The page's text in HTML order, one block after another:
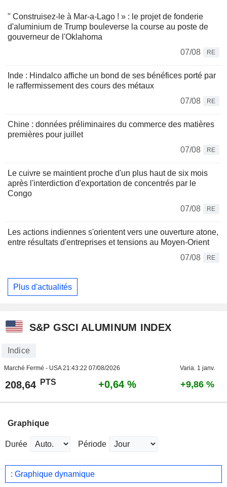
" Construisez-le à Mar-a-Lago ! » : le projet de fonderie
d'aluminium de Trump bouleverse la course au poste de
gouverneur de l'Oklahoma
07/08
RE
Inde : Hindalco affiche un bond de ses bénéfices porté par
le raffermissement des cours des métaux
07/08
RE
Chine : données préliminaires du commerce des matières
premières pour juillet
07/08
RE
Le cuivre se maintient proche d'un plus haut de six mois
après l'interdiction d'exportation de concentrés par le
Congo
07/08
RE
Les actions indiennes s'orientent vers une ouverture atone,
entre résultats d'entreprises et tensions au Moyen-Orient
07/08
RE
Plus d'actualités
S&P GSCI ALUMINUM INDEX
Indice
Marché Fermé - USA21:43:22 07/08/2026 Varia. 1 janv.
208,64 PTS +0,64 % +9,86 %
Graphique
Durée Période
: Graphique dynamique